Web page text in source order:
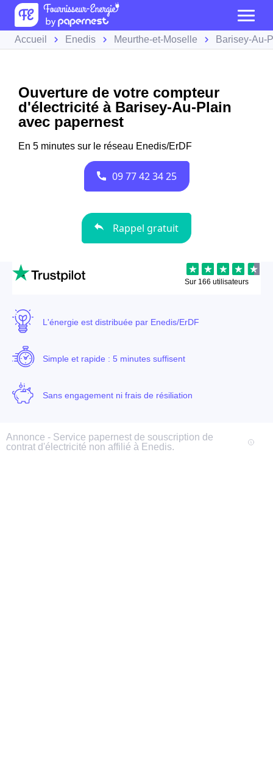
Accueil Enedis Meurthe-et-Moselle Barisey-Au-